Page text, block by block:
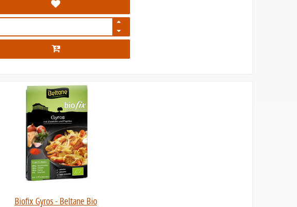
647
Biofix Gyros - Beltane Bio